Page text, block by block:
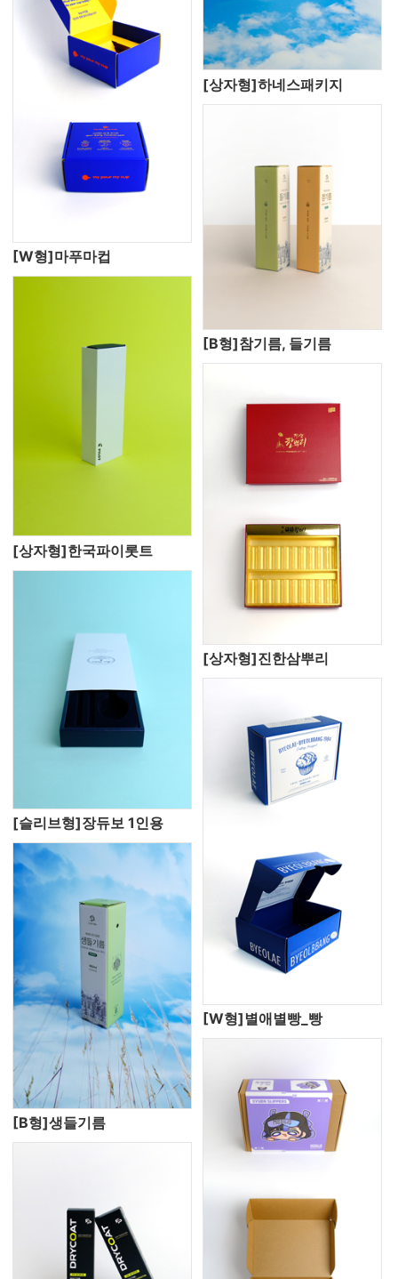
[W형]마푸마컵
[상자형]하네스패키지
[상자형]한국파이롯트
[B형]참기름, 들기름
[슬리브형]장듀보 1인용
[상자형]진한삼뿌리
[B형]생들기름
[W형]별애별빵_빵